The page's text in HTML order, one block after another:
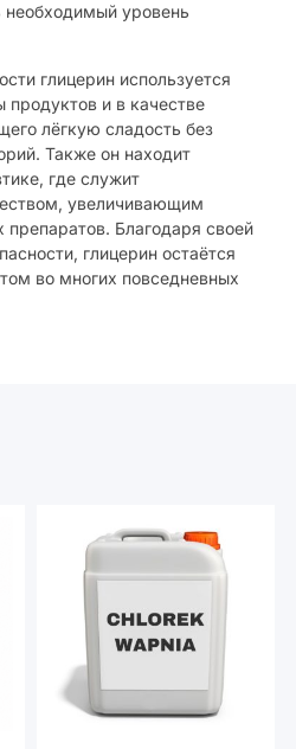
необходимый уровень
глицерин используется
продуктов и в качестве
лёгкую сладость без
Также он находит
где служит
увеличивающим
препаратов. Благодаря своей
глицерин остаётся
во многих повседневных